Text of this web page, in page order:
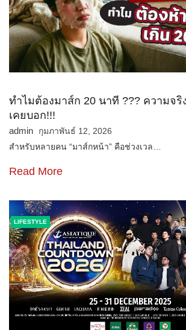
ทำไมต้องมาส์ก 20 นาที ??? ความจ
เคยบอก!!!
admin
กุมภาพันธ์ 12, 2026
สำหรับหลายคน “มาส์กหน้า” คือช่วงเวล…
Read More
LIFESTYLE